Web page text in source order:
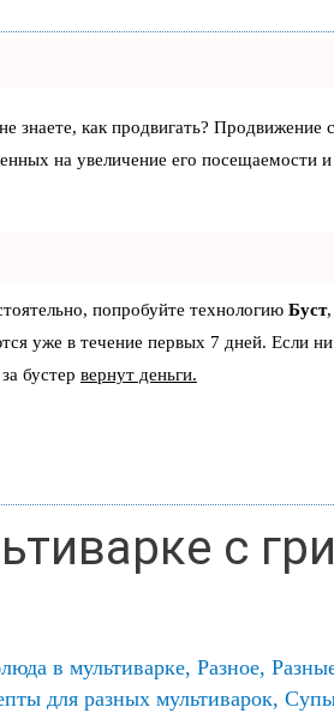
знаете, как продвигать? Продвижение
на увеличение его посещаемости
попробуйте технологию Буст
уже в течение первых 7 дней. Если
за бустер вернут деньги.
с
в мультиварке, Разное,
для разных мультиварок,